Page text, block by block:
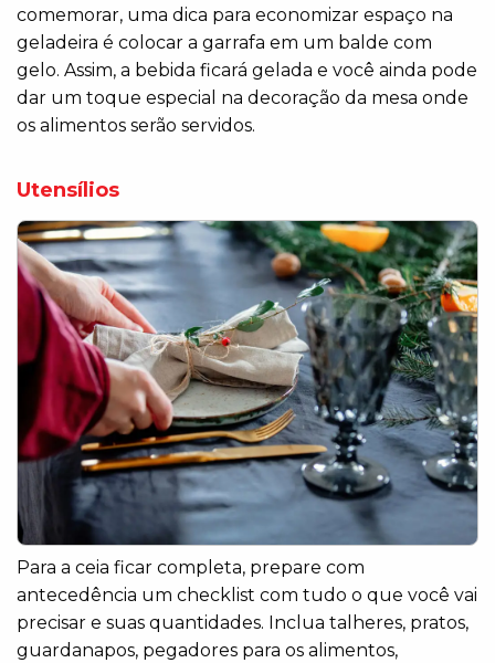
comemorar, uma dica para economizar espaço na
geladeira é colocar a garrafa em um balde com
gelo. Assim, a bebida ficará gelada e você ainda pode
dar um toque especial na decoração da mesa onde
os alimentos serão servidos.
Utensílios
Para a ceia ficar completa, prepare com
antecedência um checklist com tudo o que você vai
precisar e suas quantidades. Inclua talheres, pratos,
guardanapos, pegadores para os alimentos,